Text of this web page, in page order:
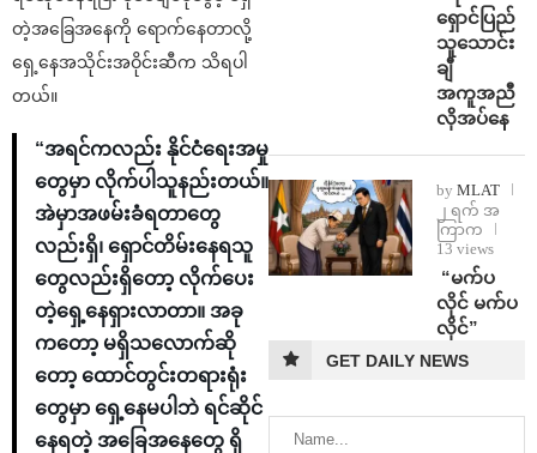
တဲ့အခြေအနေကို ရောက်နေတာလို့
ရှေ့နေအသိုင်းအဝိုင်းဆီက သိရပါ
တယ်။
“အရင်ကလည်း နိုင်ငံရေးအမှု
တွေမှာ လိုက်ပါသူနည်းတယ်။
အဲမှာအဖမ်းခံရတာတွေ
လည်းရှိ၊ ရှောင်တိမ်းနေရသူ
တွေလည်းရှိတော့ လိုက်ပေး
တဲ့ရှေ့နေရှားလာတာ။ အခု
ကတော့ မရှိသလောက်ဆို
တော့ ထောင်တွင်းတရားရုံး
တွေမှာ ရှေ့နေမပါဘဲ ရင်ဆိုင်
နေရတဲ့ အခြေအနေတွေ ရှိ
ရှောင်ပြည်
သူသောင်း
ချီ
အကူအညီ
လိုအပ်နေ
by MLAT
၂ ရက် အ
ကြာက
13 views
⁨ ⁨“မက်ပ
လိုင် မက်ပ
လိုင်”
GET DAILY NEWS